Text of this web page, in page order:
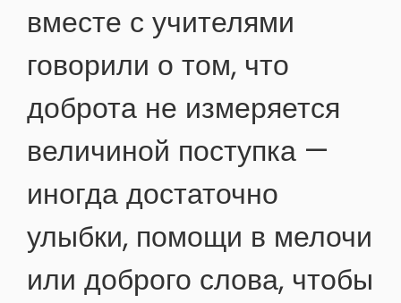
вместе с учителями
говорили о том, что
доброта не измеряется
величиной поступка —
иногда достаточно
улыбки, помощи в мелочи
или доброго слова, чтобы